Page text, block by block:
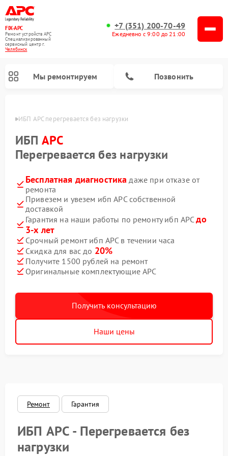
FIX-APC
Ремонт устройств APC
Специализированный
cервисный центр г.
Челябинск
+7 (351) 200-70-49
Ежедневно с 9:00 до 21:00
Мы ремонтируем Позвонить
ИБП APC перегревается без нагрузки
ИБП APC
Перегревается без нагрузки
Бесплатная диагностика даже при отказе от
ремонта
Привезем и увезем ибп APC собственной
доставкой
Гарантия на наши работы по ремонту ибп APCдо
3-х лет
Срочный ремонт ибп APC в течении часа
Скидка для вас до 20%
Получите 1500 рублей на ремонт
Оригинальные комплектующие APC
Получить консультацию
Наши цены
Ремонт Гарантия
ИБП APC - Перегревается без
нагрузки